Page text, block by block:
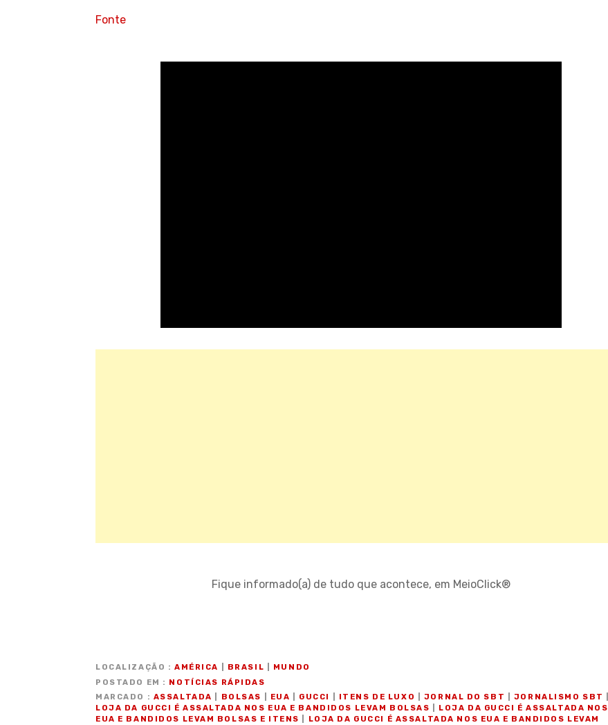
Fonte
Fique informado(a) de tudo que acontece, em MeioClick®
LOCALIZAÇÃO AMÉRICA BRASIL
MUNDO
POSTADO EM
NOTÍCIAS RÁPIDAS
MARCADO
ASSALTADA BOLSAS EUA GUCCI ITENS DE LUXO JORNAL DO SBT JORNALISMO SBT
LOJA DA GUCCI É ASSALTADA NOS EUA E BANDIDOS LEVAM BOLSAS
LOJA DA GUCCI É ASSALTADA NOS
EUA E BANDIDOS LEVAM BOLSAS E ITENS
LOJA DA GUCCI É ASSALTADA NOS EUA E BANDIDOS LEVAM